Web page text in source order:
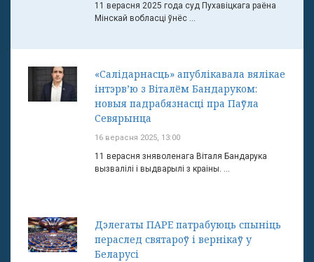
11 верасня 2025 года суд Пухавіцкага раёна
Мінскай вобласці ўнёс ...
«Салідарнасць» апублікавала вялікае
інтэрв’ю з Віталём Бандаруком:
новыя падрабязнасці пра Паўла
Севярынца
16 верасня 2025, 13:00
11 верасня зняволенага Віталя Бандарука
вызвалілі і выдварылі з краіны. ...
Дэлегаты ПАРЕ патрабуюць спыніць
пераслед святароў і вернікаў у
Беларусі